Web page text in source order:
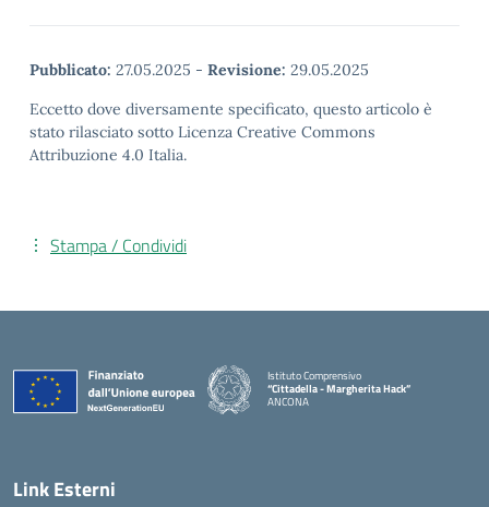
Pubblicato: 27.05.2025 - Revisione: 29.05.2025
Eccetto dove diversamente specificato, questo articolo è
stato rilasciato sotto Licenza Creative Commons
Attribuzione 4.0 Italia.
Stampa / Condividi
Istituto Comprensivo
“Cittadella - Margherita Hack”
ANCONA
Link Esterni